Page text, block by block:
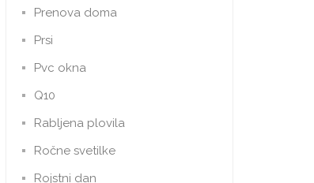
Prenova doma
Prsi
Pvc okna
Q10
Rabljena plovila
Ročne svetilke
Rojstni dan